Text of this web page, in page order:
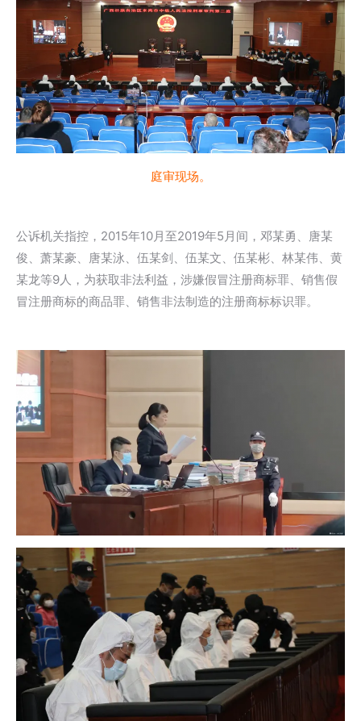
庭审现场。
公诉机关指控，2015年10月至2019年5月间，邓某勇、唐某
俊、萧某豪、唐某泳、伍某剑、伍某文、伍某彬、林某伟、黄
某龙等9人，为获取非法利益，涉嫌假冒注册商标罪、销售假
冒注册商标的商品罪、销售非法制造的注册商标标识罪。